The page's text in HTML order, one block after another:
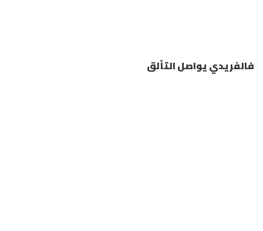
​فالفريدي يواصل التألق